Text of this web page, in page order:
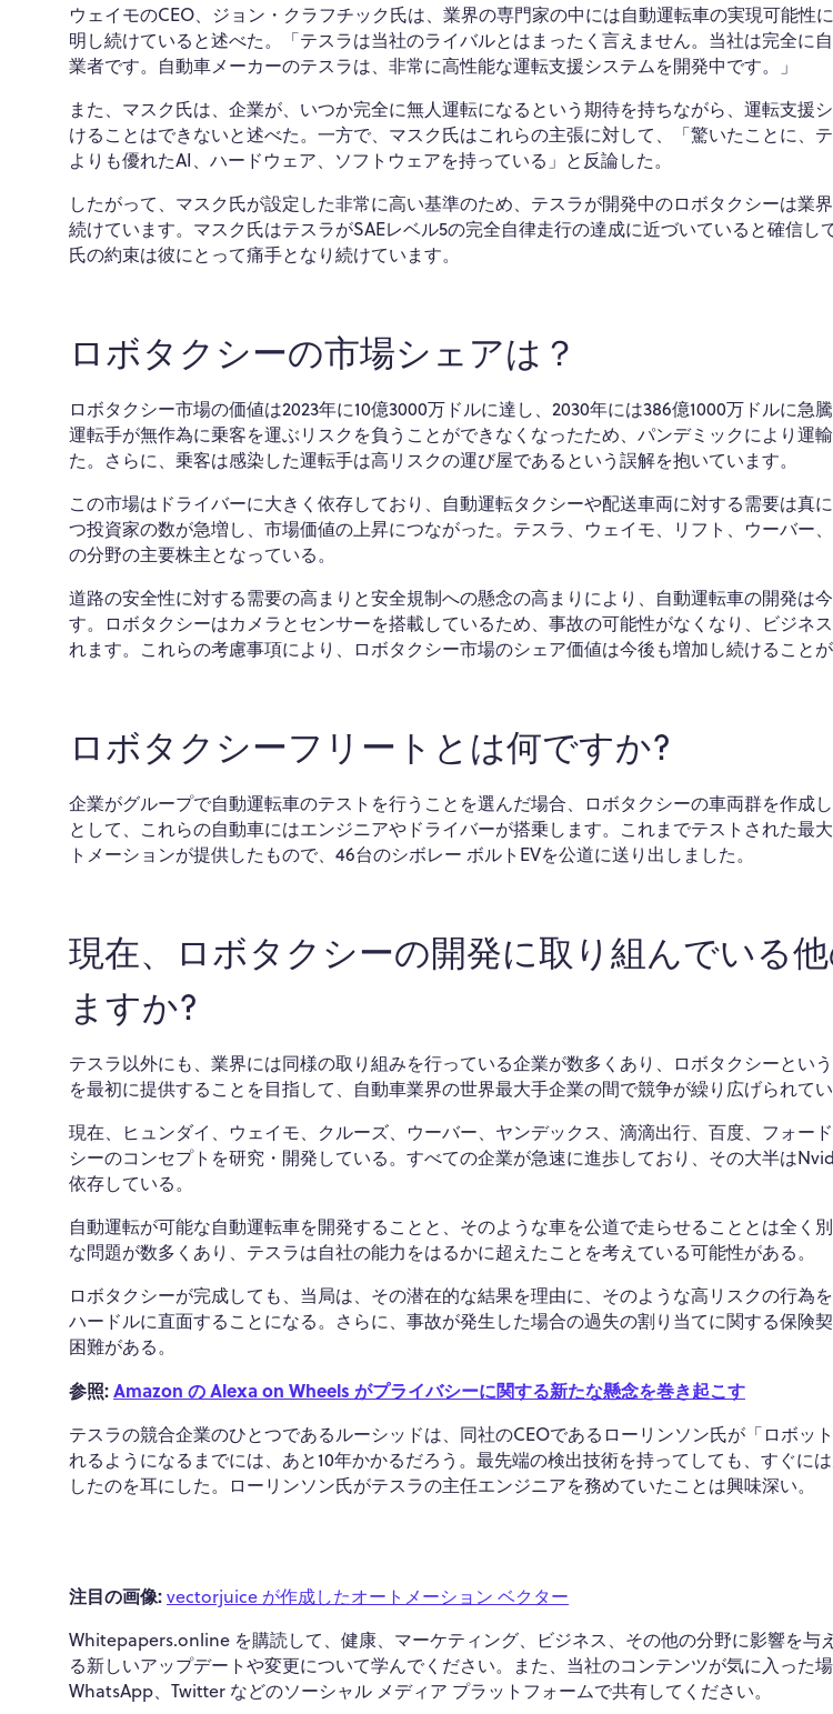
ウェイモのCEO、ジョン・クラフチック氏は、業界の専門家の中には自動運転車の実現可能性
明し続けていると述べた。「テスラは当社のライバルとはまったく言えません。当社は完全に
業者です。自動車メーカーのテスラは、非常に高性能な運転支援システムを開発中です。」
また、マスク氏は、企業が、いつか完全に無人運転になるという期待を持ちながら、運転支援
けることはできないと述べた。一方で、マスク氏はこれらの主張に対して、「驚いたことに、
よりも優れたAI、ハードウェア、ソフトウェアを持っている」と反論した。
したがって、マスク氏が設定した非常に高い基準のため、テスラが開発中のロボタクシーは業
続けています。マスク氏はテスラがSAEレベル5の完全自律走行の達成に近づいていると確信し
氏の約束は彼にとって痛手となり続けています。
ロボタクシーの市場シェアは？
ロボタクシー市場の価値は2023年に10億3000万ドルに達し、2030年には386億1000万ドルに急
運転手が無作為に乗客を運ぶリスクを負うことができなくなったため、パンデミックにより運
た。さらに、乗客は感染した運転手は高リスクの運び屋であるという誤解を抱いています。
この市場はドライバーに大きく依存しており、自動運転タクシーや配送車両に対する需要は真
つ投資家の数が急増し、市場価値の上昇につながった。テスラ、ウェイモ、リフト、ウーバー
の分野の主要株主となっている。
道路の安全性に対する需要の高まりと安全規制への懸念の高まりにより、自動運転車の開発は
す。ロボタクシーはカメラとセンサーを搭載しているため、事故の可能性がなくなり、ビジネ
れます。これらの考慮事項により、ロボタクシー市場のシェア価値は今後も増加し続けることが
ロボタクシーフリートとは何ですか?
企業がグループで自動運転車のテストを行うことを選んだ場合、ロボタクシーの車両群を作成
として、これらの自動車にはエンジニアやドライバーが搭乗します。これまでテストされた最
トメーションが提供したもので、46台のシボレー ボルトEVを公道に送り出しました。
現在、ロボタクシーの開発に取り組んでいる
ますか?
テスラ以外にも、業界には同様の取り組みを行っている企業が数多くあり、ロボタクシーとい
を最初に提供することを目指して、自動車業界の世界最大手企業の間で競争が繰り広げられてい
現在、ヒュンダイ、ウェイモ、クルーズ、ウーバー、ヤンデックス、滴滴出行、百度、フォー
シーのコンセプトを研究・開発している。すべての企業が急速に進歩しており、その大半は
依存している。
自動運転が可能な自動運転車を開発することと、そのような車を公道で走らせることとは全く
な問題が数多くあり、テスラは自社の能力をはるかに超えたことを考えている可能性がある。
ロボタクシーが完成しても、当局は、その潜在的な結果を理由に、そのような高リスクの行為
ハードルに直面することになる。さらに、事故が発生した場合の過失の割り当てに関する保険
困難がある。
参照:Amazon の Alexa on Wheels がプライバシーに関する新たな懸念を巻き起こす
テスラの競合企業のひとつであるルーシッドは、同社のCEOであるローリンソン氏が「ロボッ
れるようになるまでには、あと10年かかるだろう。最先端の検出技術を持ってしても、すぐに
したのを耳にした。ローリンソン氏がテスラの主任エンジニアを務めていたことは興味深い。
注目の画像:vectorjuice が作成したオートメーション ベクター
Whitepapers.online を購読して、健康、マーケティング、ビジネス、その他の分野に影響を与
る新しいアップデートや変更について学んでください。また、当社のコンテンツが気に入った場
WhatsApp、Twitter などのソーシャル メディア プラットフォームで共有してください。